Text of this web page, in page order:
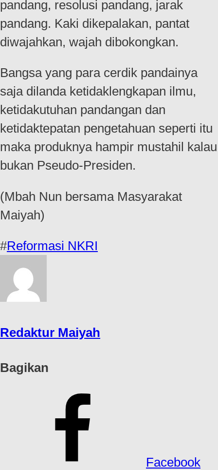
pandang, resolusi pandang, jarak
pandang. Kaki dikepalakan, pantat
diwajahkan, wajah dibokongkan.
Bangsa yang para cerdik pandainya
saja dilanda ketidaklengkapan ilmu,
ketidakutuhan pandangan dan
ketidaktepatan pengetahuan seperti itu
maka produknya hampir mustahil kalau
bukan Pseudo-Presiden.
(Mbah Nun bersama Masyarakat
Maiyah)
#Reformasi NKRI
Redaktur Maiyah
Bagikan
Facebook